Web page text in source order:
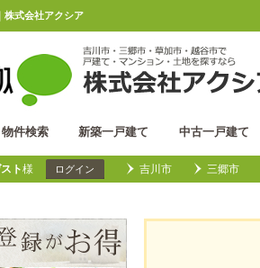
株式会社アクシア
物件検索 新築一戸建て 中古一戸建て
ト様 ログイン 吉川市 三郷市